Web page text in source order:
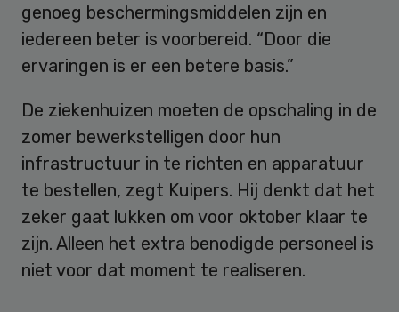
genoeg beschermingsmiddelen zijn en
iedereen beter is voorbereid. “Door die
ervaringen is er een betere basis.”
De ziekenhuizen moeten de opschaling in de
zomer bewerkstelligen door hun
infrastructuur in te richten en apparatuur
te bestellen, zegt Kuipers. Hij denkt dat het
zeker gaat lukken om voor oktober klaar te
zijn. Alleen het extra benodigde personeel is
niet voor dat moment te realiseren.